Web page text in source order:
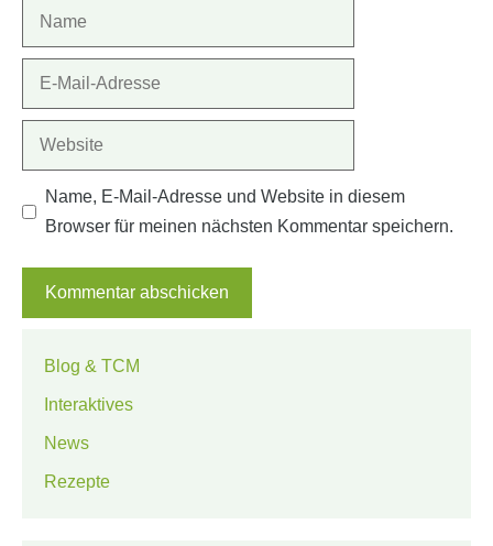
Name
Website
Name, E-Mail-Adresse und Website in diesem
Browser für meinen nächsten Kommentar speichern.
Blog & TCM
Interaktives
News
Rezepte